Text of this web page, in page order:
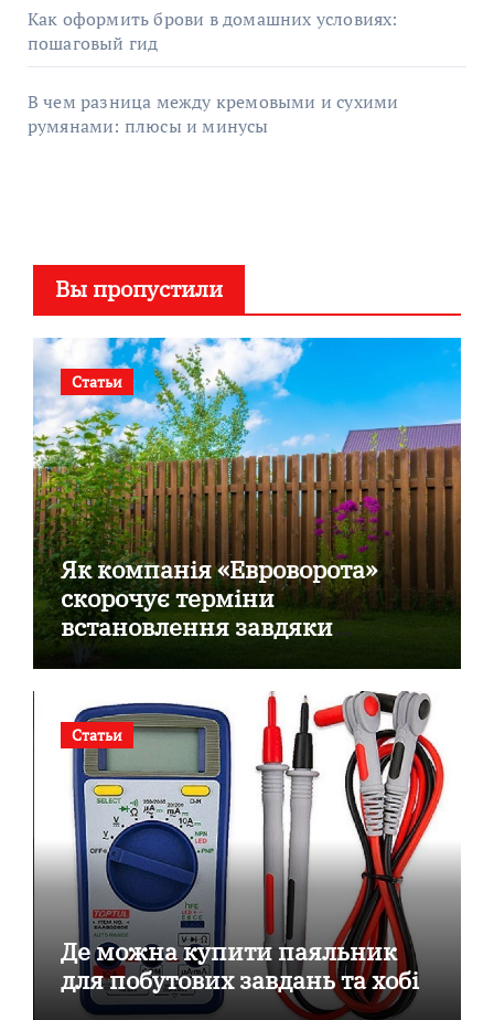
Как оформить брови в домашних условиях:
пошаговый гид
В чем разница между кремовыми и сухими
румянами: плюсы и минусы
Вы пропустили
Статьи
Як компанія «Евроворота»
скорочує терміни
встановлення завдяки
готовим секційним воротам
Статьи
Де можна купити паяльник
для побутових завдань та хобі